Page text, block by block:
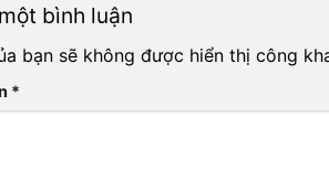
bình luận
bạn sẽ không được hiển thị công
*